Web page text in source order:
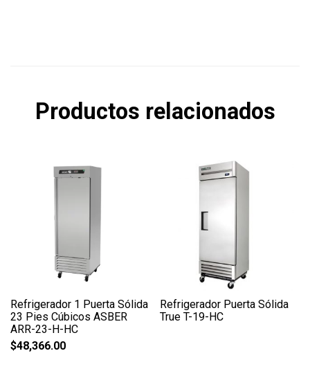
Productos relacionados
Refrigerador 1 Puerta Sólida
23 Pies Cúbicos ASBER
ARR-23-H-HC
$48,366.00
Refrigerador Puerta Sólida
True T-19-HC